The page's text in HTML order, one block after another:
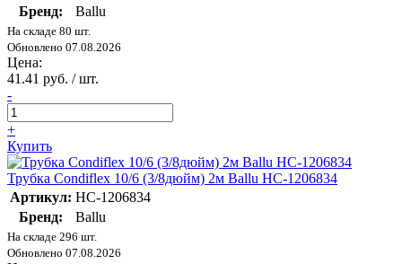
Бренд:
Ballu
На складе 80 шт.
Обновлено 07.08.2026
Цена:
41.41 руб. / шт.
-
+
Купить
Трубка Condiflex 10/6 (3/8дюйм) 2м Ballu НС-1206834
Артикул: НС-1206834
Бренд:
Ballu
На складе 296 шт.
Обновлено 07.08.2026